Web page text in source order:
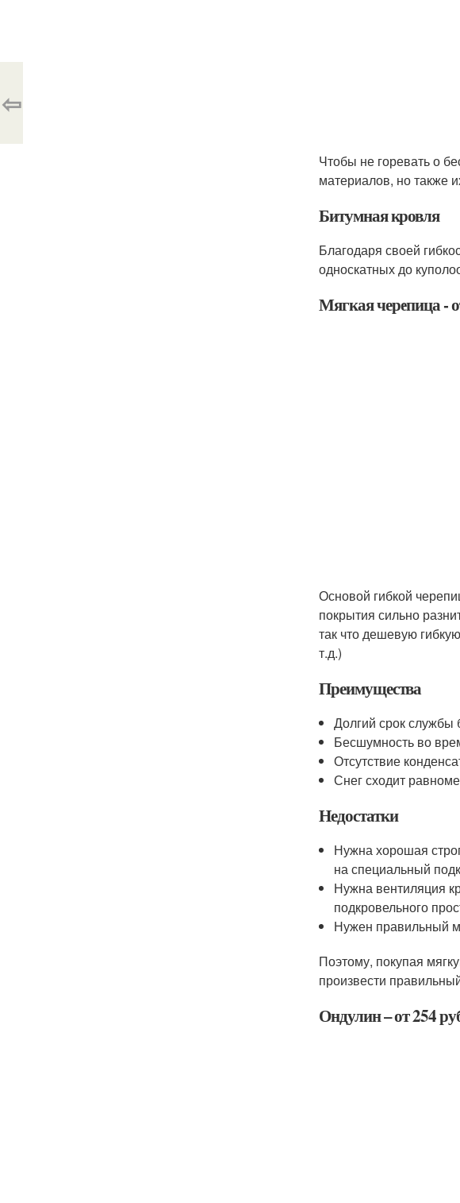
Чтобы не горевать о
материалов, но также
Битумная кровля
Благодаря своей
односкатных до
Мягкая черепица -
Основой гибкой
покрытия сильно
так что дешевую
т.д.)
Преимущества
Долгий срок службы
Бесшумность во
Отсутствие
Снег сходит
Недостатки
Нужна хорошая
на специальный
Нужна вентиляция
подкровельного
Нужен правильный
Поэтому, покупая
произвести
Ондулин – от 254
⇦